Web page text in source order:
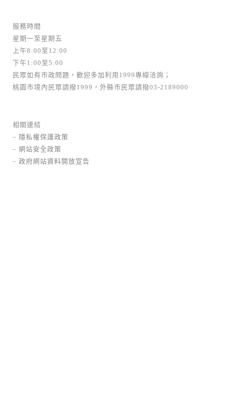
服務時間
星期一至星期五
上午8:00至12:00
下午1:00至5:00
民眾如有市政問題，歡迎多加利用1999專線洽詢；
桃園市境內民眾請撥1999，外縣市民眾請撥03-2189000
相關連結
– 隱私權保護政策
– 網站安全政策
– 政府網站資料開放宣告